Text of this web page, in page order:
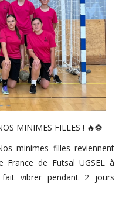
MINIMES FILLES ! 🔥⚽
minimes filles reviennent
de Futsal UGSEL à
vibrer pendant 2 jours